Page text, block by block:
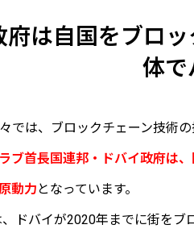
府は自国をブロ
体で
では、ブロックチェーン技術
ブ首長国連邦・ドバイ政府は
動力 となっています。
ドバイが2020年までに街をブ